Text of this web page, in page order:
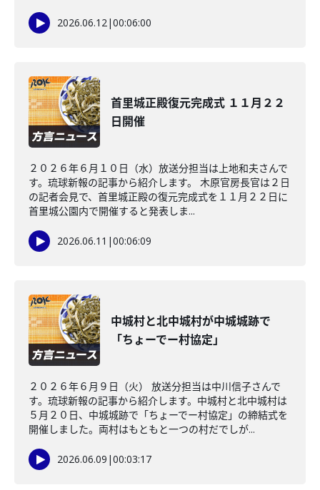
2026.06.12|00:06:00
首里城正殿復元完成式 １１月２２
日開催
２０２６年６月１０日（水）放送分担当は上地和夫さんで
す。琉球新報の記事から紹介します。 木原官房長官は２日
の記者会見で、首里城正殿の復元完成式を１１月２２日に
首里城公園内で開催すると発表しま...
2026.06.11 |00:06:09
中城村と北中城村が中城城跡で
「ちょーでー村協定」
２０２６年６月９日（火） 放送分担当は中川信子さんで
す。琉球新報の記事から紹介します。中城村と北中城村は
５月２０日、中城城跡で「ちょーでー村協定」の締結式を
開催しました。両村はもともと一つの村だでしが...
2026.06.09 |00:03:17